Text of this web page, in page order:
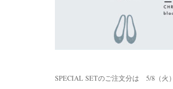
SPECIAL SETのご注文分は 5/8（火